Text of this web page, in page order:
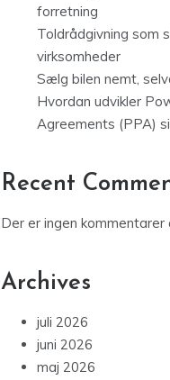
forretning
Toldrådgivning som
virksomheder
Sælg bilen nemt,
Hvordan udvikler
Agreements (PPA)
Recent
Der er ingen kommentarer
Archives
juli 2026
juni 2026
maj 2026